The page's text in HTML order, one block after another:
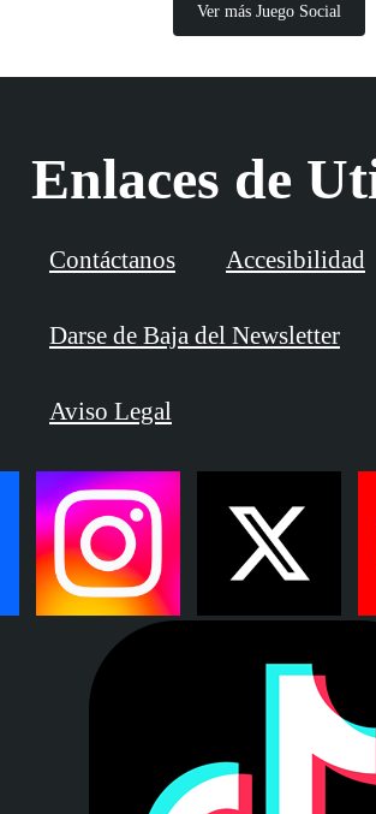
Ver más Juego Social
Enlaces de
Contáctanos Accesibilidad
Darse de Baja del Newsletter
Aviso Legal